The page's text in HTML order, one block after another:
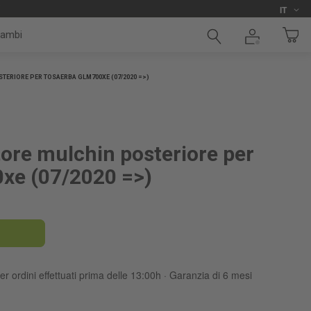
Lingua
IT
PER TOSAERBA GLM700XE (07/2020 =>)
mulchin posteriore per
(07/2020 =>)
ordini effettuati prima delle 13:00h · Garanzia di 6 mesi